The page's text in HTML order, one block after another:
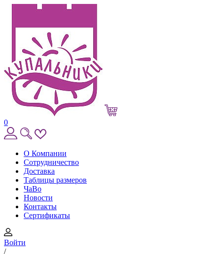
0
О Компании
Сотрудничество
Доставка
Таблицы размеров
ЧаВо
Новости
Контакты
Сертификаты
Войти
/